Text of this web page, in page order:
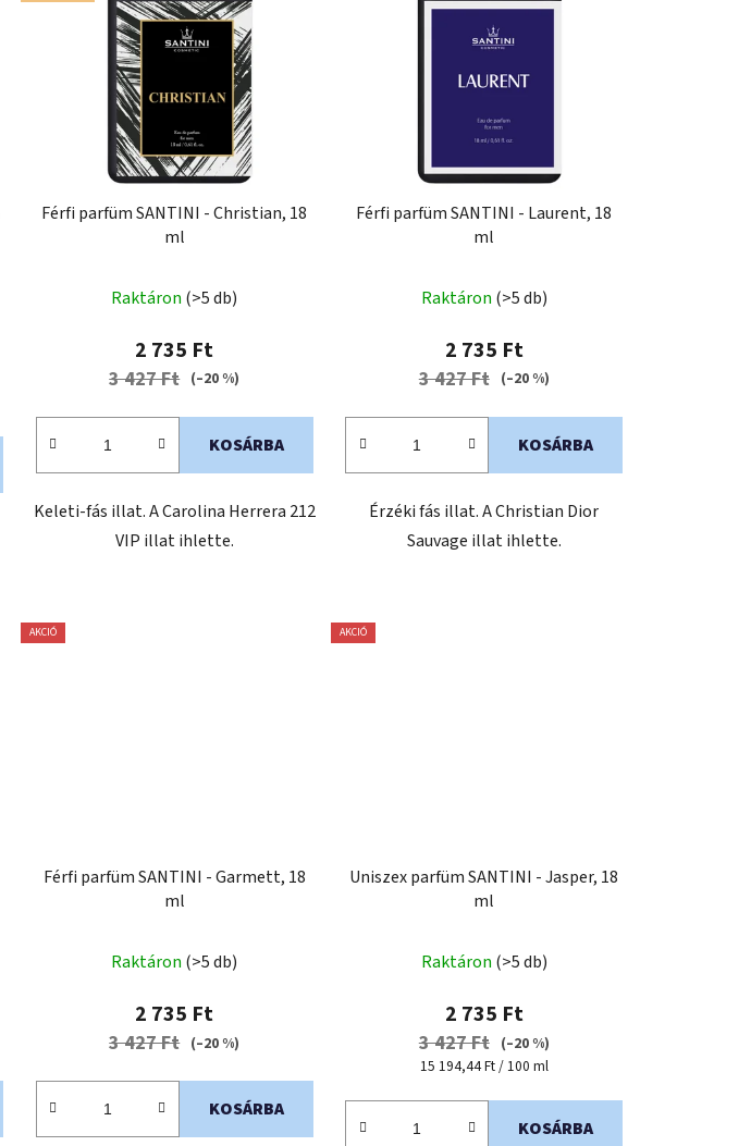
Férfi parfüm SANTINI - Christian, 18
ml
Raktáron (>5 db)
2 735 Ft
3 427 Ft (–20 %)
KOSÁRBA
Keleti-fás illat. A Carolina Herrera 212
VIP illat ihlette.
Férfi parfüm SANTINI - Laurent, 18
ml
Raktáron (>5 db)
2 735 Ft
3 427 Ft (–20 %)
KOSÁRBA
Érzéki fás illat. A Christian Dior
Sauvage illat ihlette.
AKCIÓ
Férfi parfüm SANTINI - Garmett, 18
ml
Raktáron (>5 db)
2 735 Ft
3 427 Ft (–20 %)
KOSÁRBA
AKCIÓ
Uniszex parfüm SANTINI - Jasper, 18
ml
Raktáron (>5 db)
2 735 Ft
3 427 Ft (–20 %)
Egységár:
15 194,44 Ft / 100 ml
KOSÁRBA